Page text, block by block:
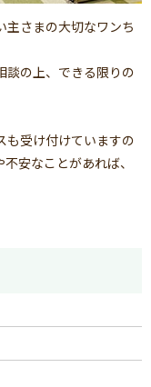
主さまの大切なワンち
談の上、できる限りの
も受け付けていますの
安なことがあれば、